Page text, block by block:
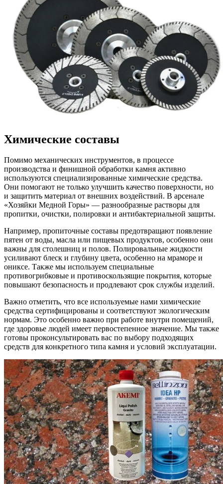
Химические составы
Помимо механических инструментов, в процессе
производства и финишной обработки камня активно
используются специализированные химические средства.
Они помогают не только улучшить качество поверхности, но
и защитить материал от внешних воздействий. В арсенале
«Хозяйки Медной Горы» — разнообразные растворы для
пропитки, очистки, полировки и антибактериальной защиты.
Например, пропиточные составы предотвращают появление
пятен от воды, масла или пищевых продуктов, особенно они
важны для столешниц и полов. Полировальные жидкости
усиливают блеск и глубину цвета, особенно на мраморе и
ониксе. Также мы используем специальные
противогрибковые и противоскользящие покрытия, которые
повышают безопасность и продлевают срок службы изделий.
Важно отметить, что все используемые нами химические
средства сертифицированы и соответствуют экологическим
нормам. Это особенно важно при работе внутри помещений,
где здоровье людей имеет первостепенное значение. Мы также
готовы проконсультировать вас по выбору подходящих
средств для конкретного типа камня и условий эксплуатации.